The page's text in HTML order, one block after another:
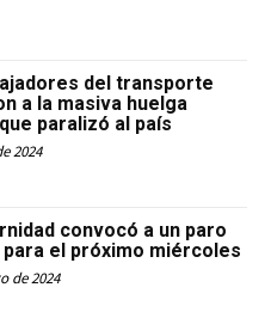
del transporte
a la masiva huelga
paralizó al país
2024
convocó a un paro
para el próximo miércoles
de 2024